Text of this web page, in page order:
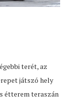
terét, az
játszó hely
étterem teraszán